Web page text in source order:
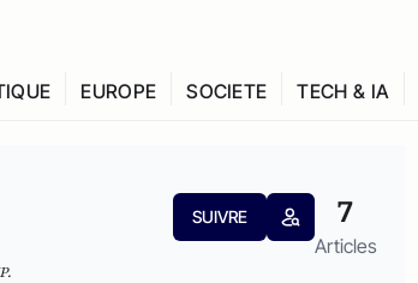
EUROPE SOCIETE TECH & IA
SUIVRE 7
Articles